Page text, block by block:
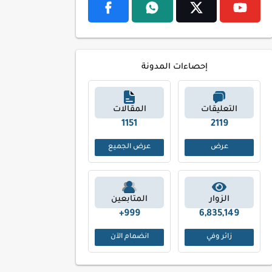
إحصاءات المدونة
التعليقات
2243
عرض
المقالات
1225
عرض الجميع
الزوار
6,835,149
زائر وفي
المتابعين
999+
انضمام الآن